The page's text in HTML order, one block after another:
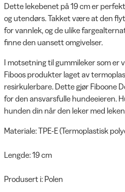
Dette lekebenet på 19 cm er
og utendørs. Takket være at den
for vannlek, og de ulike
finne den uansett omgivelser.
I motsetning til gummileker som er
Fiboos produkter laget av
resirkulerbare. Dette gjør Fiboone
for den ansvarsfulle hundeeieren.
hunden din når den leker med
Materiale: TPE-E (Termoplastisk
Lengde: 19 cm
Produsert i: Polen